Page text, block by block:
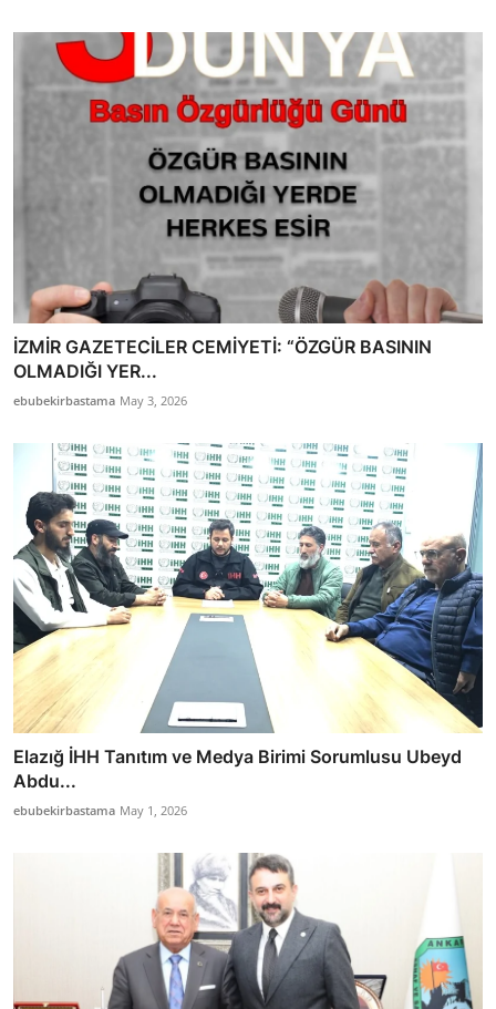
İZMİR GAZETECİLER CEMİYETİ: “ÖZGÜR BASININ
OLMADIĞI YER...
ebubekirbastama May 3, 2026
Elazığ İHH Tanıtım ve Medya Birimi Sorumlusu Ubeyd
Abdu...
ebubekirbastama May 1, 2026